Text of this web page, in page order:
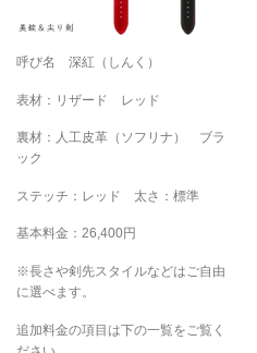
呼び名 深紅（しんく）
表材：リザード レッド
裏材：人工皮革（ソフリナ） ブラ
ック
ステッチ：レッド 太さ：標準
基本料金：26,400円
※長さや剣先スタイルなどはご自由
に選べます。
追加料金の項目は下の一覧をご覧く